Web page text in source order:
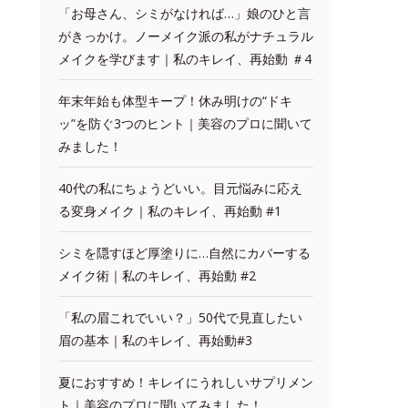
「お母さん、シミがなければ…」娘のひと言
がきっかけ。ノーメイク派の私がナチュラル
メイクを学びます｜私のキレイ、再始動 ＃4
年末年始も体型キープ！休み明けの“ドキ
ッ”を防ぐ3つのヒント｜美容のプロに聞いて
みました！
40代の私にちょうどいい。目元悩みに応え
る変身メイク｜私のキレイ、再始動 #1
シミを隠すほど厚塗りに…自然にカバーする
メイク術｜私のキレイ、再始動 #2
「私の眉これでいい？」50代で見直したい
眉の基本｜私のキレイ、再始動#3
夏におすすめ！キレイにうれしいサプリメン